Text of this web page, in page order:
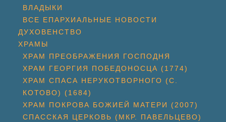
ВЛАДЫКИ
ВСЕ ЕПАРХИАЛЬНЫЕ НОВОСТИ
ДУХОВЕНСТВО
ХРАМЫ
ХРАМ ПРЕОБРАЖЕНИЯ ГОСПОДНЯ
ХРАМ ГЕОРГИЯ ПОБЕДОНОСЦА (1774)
ХРАМ СПАСА НЕРУКОТВОРНОГО (С.
КОТОВО) (1684)
ХРАМ ПОКРОВА БОЖИЕЙ МАТЕРИ (2007)
СПАССКАЯ ЦЕРКОВЬ (МКР. ПАВЕЛЬЦЕВО)